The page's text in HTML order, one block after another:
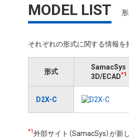
MODEL LIST
それぞれの形式に関する情報
形式
SamacSys
3D/ECAD*1
D2X-C
*1外部サイト（SamacSys）が新